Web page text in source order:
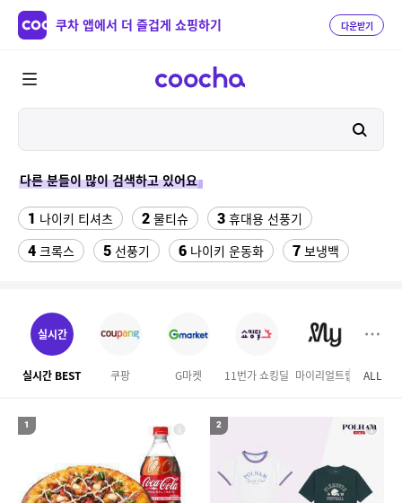
쿠차 앱에서 더 즐겁게 쇼핑하기 다운받기
다른 분들이 많이 검색하고 있어요
1 나이키 티셔츠 2 물티슈 3 휴대용 선풍기
4 크록스 5 선풍기 6 나이키 운동화 7 보냉백
11 라인댄스옷
13 성인용세발자전거중고 뷔페용기
16 파타고니아 gpd pocket노트북
라이젠5 5600 RX3050 램16GB/SSD 512G 컴퓨터 PC 본체
ALL
실시간
실시간 BEST 쿠팡 G마켓 11번가 쇼킹딜 마이리얼트립
1 2